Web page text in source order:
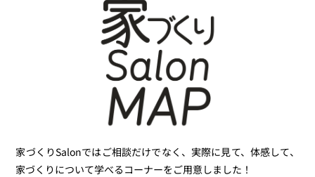
家づくりSalonではご相談だけでなく、実際に見て、体感して、
家づくりについて学べるコーナーをご用意しました！